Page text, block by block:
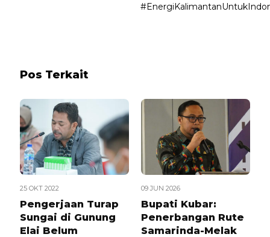
Pos Terkait
25 OKT 2022
Pengerjaan Turap
Sungai di Gunung
Elai Belum
09 JUN 2026
Bupati Kubar:
Penerbangan Rute
Samarinda-Melak